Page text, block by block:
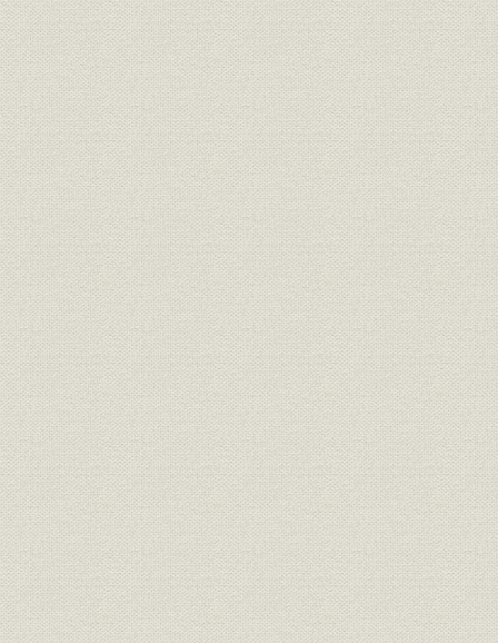
一八、 熱帯地における製紙原料材の造林計画
一九、 谷川茂次郎の人物
二〇、 わが国におけるクラフト工場の建設
二一、 大川平三郎の陣頭指揮
二二、 藤原、大川両社長の性格
写真目録
人名索引
写真目録
1 藤原銀次郎(口絵)
2 苫小牧工場全景(折込)
3 藤原専務の朝日新聞社宛自筆の覚書
4 東宮殿下台覧に供する色紙見本送附控
5 三井八郎右衛門
6 大正三年八月二十一日現在の新マシン組立工事